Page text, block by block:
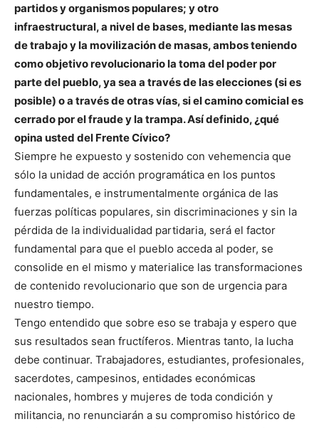
partidos y organismos populares; y otro
infraestructural, a nivel de bases, mediante las mesas
de trabajo y la movilización de masas, ambos teniendo
como objetivo revolucionario la toma del poder por
parte del pueblo, ya sea a través de las elecciones (si es
posible) o a través de otras vías, si el camino comicial es
cerrado por el fraude y la trampa. Así definido, ¿qué
opina usted del Frente Cívico?
Siempre he expuesto y sostenido con vehemencia que
sólo la unidad de acción programática en los puntos
fundamentales, e instrumentalmente orgánica de las
fuerzas políticas populares, sin discriminaciones y sin la
pérdida de la individualidad partidaria, será el factor
fundamental para que el pueblo acceda al poder, se
consolide en el mismo y materialice las transformaciones
de contenido revolucionario que son de urgencia para
nuestro tiempo.
Tengo entendido que sobre eso se trabaja y espero que
sus resultados sean fructíferos. Mientras tanto, la lucha
debe continuar. Trabajadores, estudiantes, profesionales,
sacerdotes, campesinos, entidades económicas
nacionales, hombres y mujeres de toda condición y
militancia, no renunciarán a su compromiso histórico de